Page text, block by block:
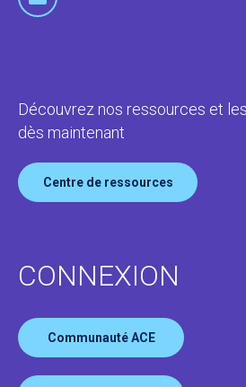
Découvrez nos ressources et
dès maintenant
Centre de ressources
CONNEXION
Communauté ACE